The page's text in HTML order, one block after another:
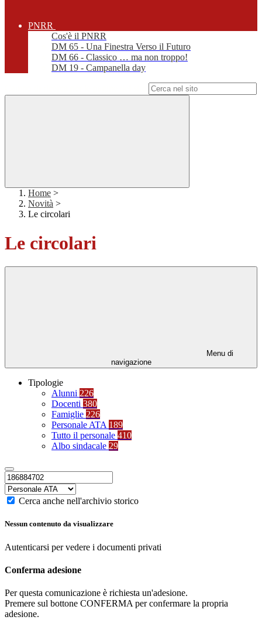
PNRR
Cos'è il PNRR
DM 65 - Una Finestra Verso il Futuro
DM 66 - Classico … ma non troppo!
DM 19 - Campanella day
Home >
Novità >
Le circolari
Le circolari
Menu di
navigazione
Tipologie
Alunni 226
Docenti 380
Famiglie 226
Personale ATA 189
Tutto il personale 410
Albo sindacale 29
Cerca anche nell'archivio storico
Nessun contenuto da visualizzare
Autenticarsi per vedere i documenti privati
Conferma adesione
Per questa comunicazione è richiesta un'adesione.
Premere sul bottone CONFERMA per confermare la propria
adesione.